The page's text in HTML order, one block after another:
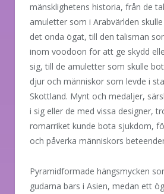
mänsklighetens historia, från de
amuletter som i Arabvärlden
det onda ögat, till den talisman
inom voodoon för att ge skydd
sig, till de amuletter som skulle
djur och människor som levde i
Skottland. Mynt och medaljer,
i sig eller de med vissa designer,
romarriket kunde bota sjukdom,
och påverka människors
Pyramidformade hängsmycken
gudarna bars i Asien, medan ett